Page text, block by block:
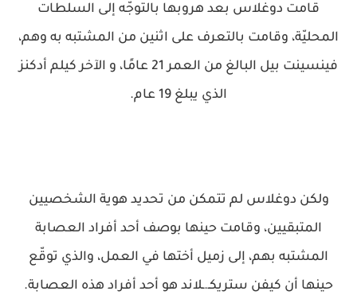
قامت دوغلاس بعد هروبها بالتوجّه إلى السلطات
المحليّة، وقامت بالتعرف على اثنين من المشتبه به وهم،
فينسينت بيل البالغ من العمر 21 عامًا، و الآخر كيلم أدكنز
الذي يبلغ 19 عام.
ولكن دوغلاس لم تتمكن من تحديد هوية الشخصيين
المتبقيين، وقامت حينها بوصف أحد أفراد العصابة
المشتبه بهم، إلى زميل أختها في العمل، والذي توقّع
حينها أن كيفن ستريكـ.ـلاند هو أحد أفراد هذه العصابة.